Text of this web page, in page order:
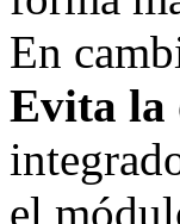
En
Evita la
el